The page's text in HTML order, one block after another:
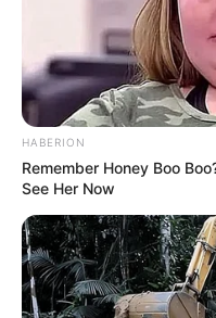
Fonte: Pinterest
Lembrancinhas de
festa inesquecível,
convidados com
crochê?
HABERION
Remember Honey Boo
See Her Now